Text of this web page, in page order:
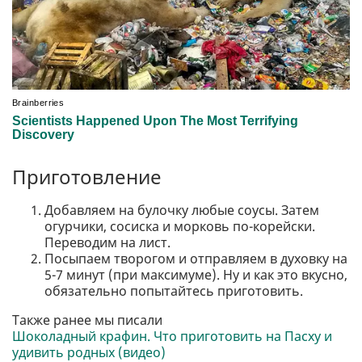
Приготовление
Добавляем на булочку любые соусы. Затем
огурчики, сосиска и морковь по-корейски.
Переводим на лист.
Посыпаем творогом и отправляем в духовку на
5-7 минут (при максимуме). Ну и как это вкусно,
обязательно попытайтесь приготовить.
Также ранее мы писали
Шоколадный крафин. Что приготовить на Пасху и
удивить родных (видео)